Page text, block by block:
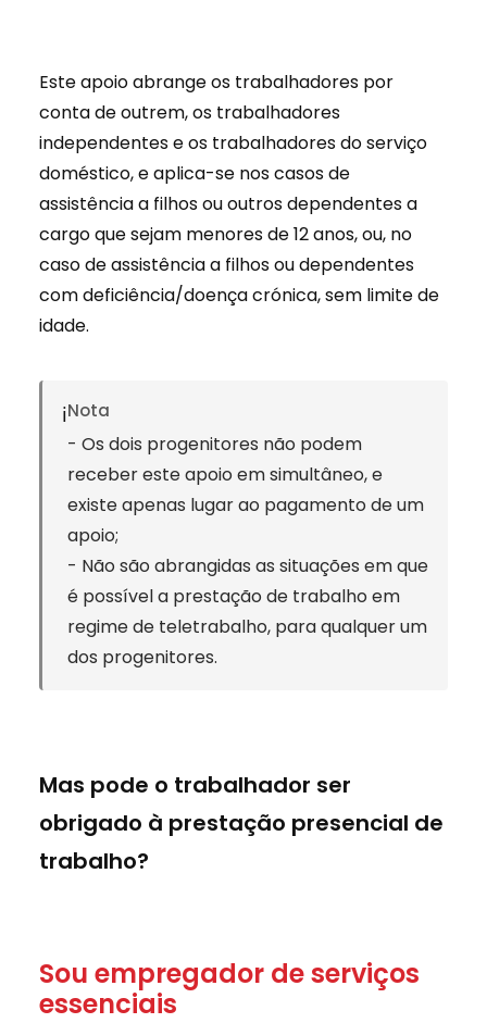
Este apoio abrange os trabalhadores por
conta de outrem, os trabalhadores
independentes e os trabalhadores do serviço
doméstico, e aplica-se nos casos de
assistência a filhos ou outros dependentes a
cargo que sejam menores de 12 anos, ou, no
caso de assistência a filhos ou dependentes
com deficiência/doença crónica, sem limite de
idade.
ℹ️Nota
- Os dois progenitores não podem
receber este apoio em simultâneo, e
existe apenas lugar ao pagamento de um
apoio;
- Não são abrangidas as situações em que
é possível a prestação de trabalho em
regime de teletrabalho, para qualquer um
dos progenitores.
Mas pode o trabalhador ser
obrigado à prestação presencial de
trabalho?
Sou empregador de serviços
essenciais